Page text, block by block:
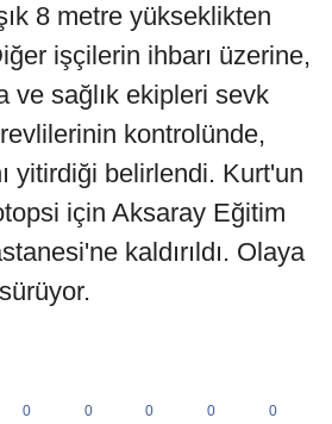
8 metre yükseklikten
işçilerin ihbarı üzerine,
ve sağlık ekipleri sevk
kontrolünde,
yitirdiği belirlendi. Kurt'un
için Aksaray Eğitim
kaldırıldı. Olaya